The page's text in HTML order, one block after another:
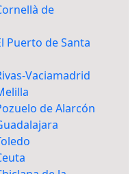
de
Puerto de Santa
Vaciamadrid
de Alarcón